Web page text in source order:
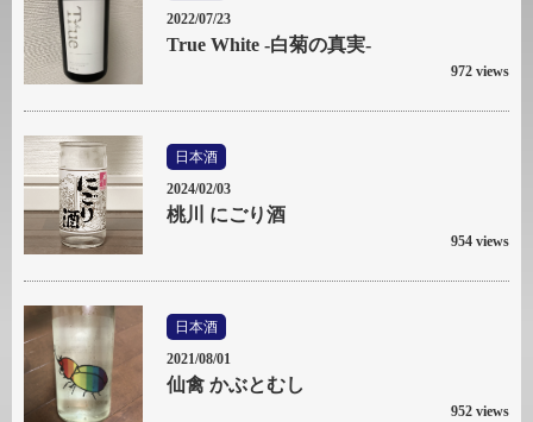
2022/07/23
True White -白菊の真実-
972 views
日本酒
2024/02/03
桃川 にごり酒
954 views
日本酒
2021/08/01
仙禽 かぶとむし
952 views